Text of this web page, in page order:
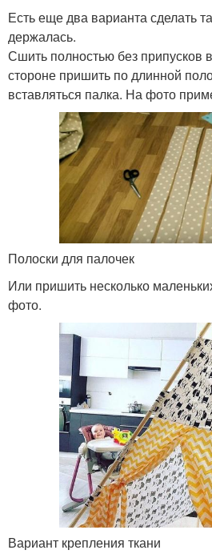
Есть еще два варианта сделать
держалась.
Сшить полностью без припусков
стороне пришить по длинной
вставляться палка. На фото
Полоски для палочек
Или пришить несколько
фото.
Вариант крепления ткани